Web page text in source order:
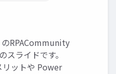
RPACommunity
ライドです。
ットや Power